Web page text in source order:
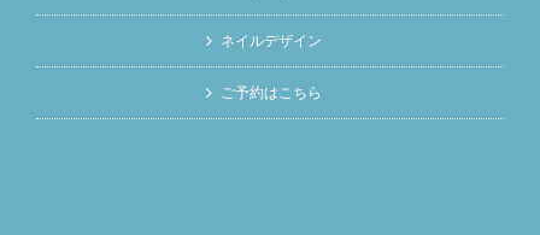
ネイルデザイン
ご予約はこちら